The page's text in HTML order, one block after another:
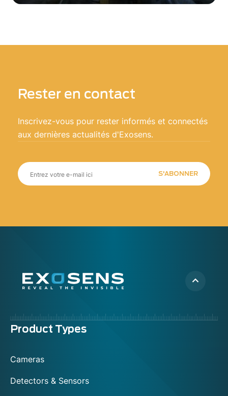
Des technologies avancées de détection des
Rester en contact
Inscrivez-vous pour rester informés et connectés
aux dernières actualités d'Exosens.
S'ABONNER
Menu
Product Types
Cameras
Detectors & Sensors